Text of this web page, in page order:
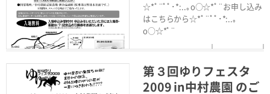
☆*ﾟ¨ﾟﾟ･*:..｡o○☆*ﾟ¨お申し込み
はこちらから☆*ﾟ¨ﾟﾟ･*:..｡
o○☆*ﾟ¨
Read More
第３回ゆりフェスタ
2009 in中村農園 のご